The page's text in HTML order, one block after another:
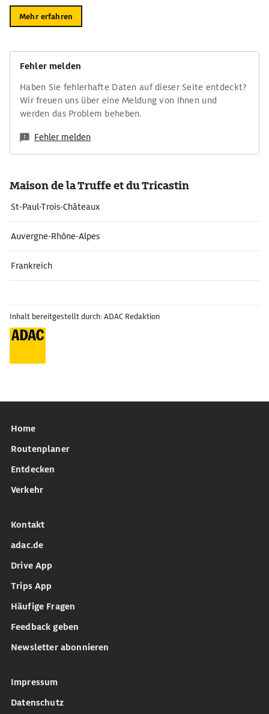
Mehr erfahren
Fehler melden
Haben Sie fehlerhafte Daten auf dieser Seite entdeckt?
Wir freuen uns über eine Meldung von Ihnen und
werden das Problem beheben.
Fehler melden
Maison de la Truffe et du Tricastin
St-Paul-Trois-Châteaux
Auvergne-Rhône-Alpes
Frankreich
Inhalt bereitgestellt durch: ADAC Redaktion
Home
Routenplaner
Entdecken
Verkehr
Kontakt
adac.de
Drive App
Trips App
Häufige Fragen
Feedback geben
Newsletter abonnieren
Impressum
Datenschutz